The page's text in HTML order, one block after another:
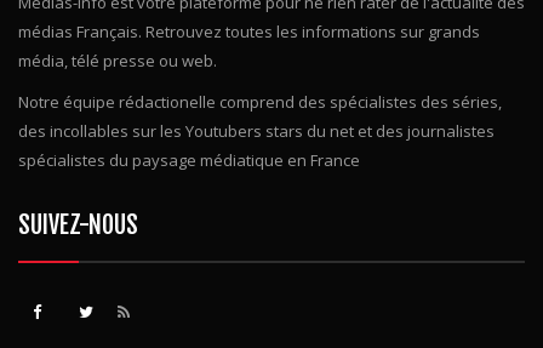
médias Français. Retrouvez toutes les informations sur grands
média, télé presse ou web.
Notre équipe rédactionelle comprend des spécialistes des séries,
des incollables sur les Youtubers stars du net et des journalistes
spécialistes du paysage médiatique en France
SUIVEZ-NOUS